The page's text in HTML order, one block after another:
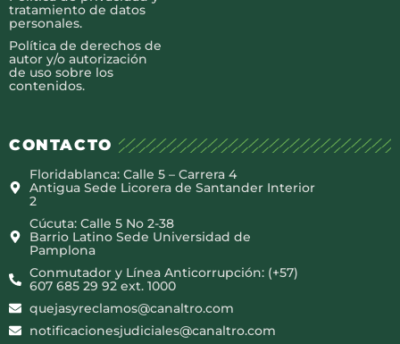
tratamiento de datos
personales.
Política de derechos de
autor y/o autorización
de uso sobre los
contenidos.
CONTACTO
Floridablanca: Calle 5 – Carrera 4
Antigua Sede Licorera de Santander Interior
2
Cúcuta: Calle 5 No 2-38
Barrio Latino Sede Universidad de
Pamplona
Conmutador y Línea Anticorrupción: (+57)
607 685 29 92 ext. 1000
quejasyreclamos@canaltro.com
notificacionesjudiciales@canaltro.com